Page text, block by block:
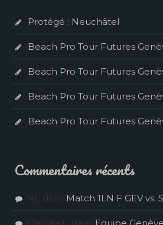
e
Protégé : Neuchâtel
Beach Pro Tour Futures
Beach Pro Tour Futures
Beach Pro Tour Futures
Beach Pro Tour Futures
Commentaires récents
NE dans Match 1LN F GEV vs.